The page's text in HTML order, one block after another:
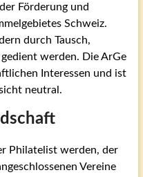
Förderung und
Schweiz.
durch Tausch,
werden. Die ArGe
Interessen und ist
neutral.
Philatelist werden, der
Vereine